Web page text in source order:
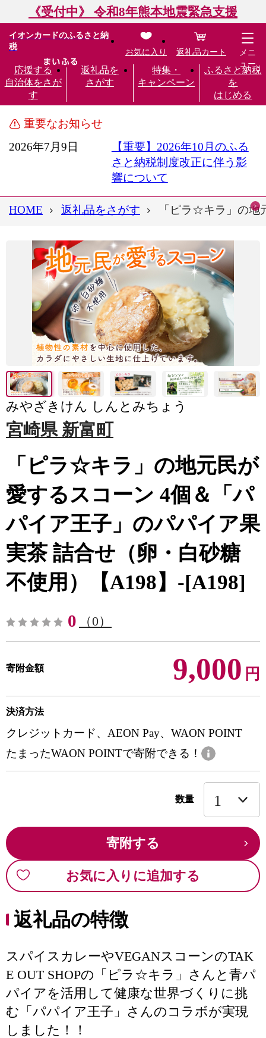
《受付中》 令和8年熊本地震緊急支援
イオンカードのふるさと納
税
応援する
自治体をさが
す
返礼品を
さがす
特集・
キャンペーン
ふるさと納税
を
はじめる
お気に入り 返礼品カート
メニ
ュー
重要なお知らせ
2026年7月9日
【重要】2026年10月のふる
さと納税制度改正に伴う影
響について
HOME 返礼品をさがす 「ピラ☆キラ」の地
みやざきけん しんとみちょう
宮崎県 新富町
「ピラ☆キラ」の地元民が
愛するスコーン 4個＆「パ
パイア王子」のパパイア果
実茶 詰合せ（卵・白砂糖
不使用）【A198】-[A198]
0 （0）
寄附金額 9,000 円
決済方法
クレジットカード、AEON Pay、WAON POINT
たまったWAON POINTで寄附できる！
数量
寄附する
お気に入りに追加する
返礼品の特徴
スパイスカレーやVEGANスコーンのTAK
E OUT SHOPの「ピラ☆キラ」さんと青パ
パイアを活用して健康な世界づくりに挑
む「パパイア王子」さんのコラボが実現
しました！！